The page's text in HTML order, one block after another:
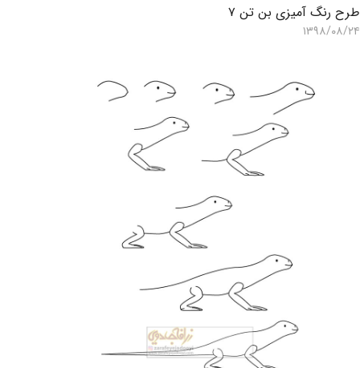
طرح رنگ آمیزی بن تن ۷
۱۳۹۸/۰۸/۲۴